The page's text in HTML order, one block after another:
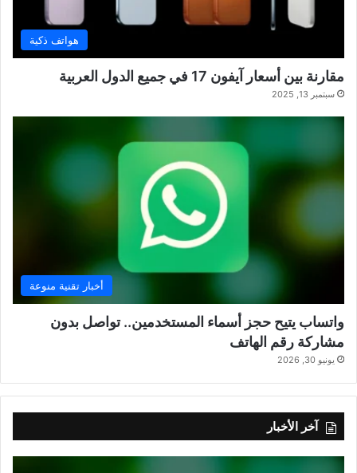
هواتف ذكية
مقارنة بين أسعار آيفون 17 في جميع الدول العربية
سبتمبر 13, 2025
أخبار تقنية منوعة
واتساب يتيح حجز أسماء المستخدمين.. تواصل بدون
مشاركة رقم الهاتف
يونيو 30, 2026
آخر الأخبار